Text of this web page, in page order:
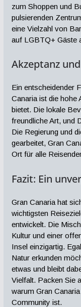
zum Shoppen und
pulsierenden
eine Vielzahl von
auf LGBTQ+ Gäste
Akzeptanz
Ein entscheidender
Canaria ist die hohe
bietet. Die lokale
freundliche Art, und
Die Regierung und
gearbeitet, Gran
Ort für alle
Fazit: Ein
Gran Canaria hat
wichtigsten
entwickelt. Die
Kultur und einer
Insel einzigartig.
Natur erkunden
etwas und bleibt
Vielfalt. Packen Sie
warum Gran
Community ist.